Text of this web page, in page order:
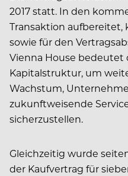
2017 statt. In den
Transaktion
sowie für den
Vienna House bedeutet
Kapitalstruktur, um
Wachstum,
zukunftweisende
sicherzustellen.
Gleichzeitig wurde
der Kaufvertrag für